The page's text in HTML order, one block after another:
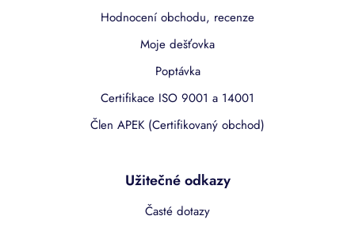
Hodnocení obchodu, recenze
Moje dešťovka
Poptávka
Certifikace ISO 9001 a 14001
Člen APEK (Certifikovaný obchod)
Užitečné odkazy
Časté dotazy